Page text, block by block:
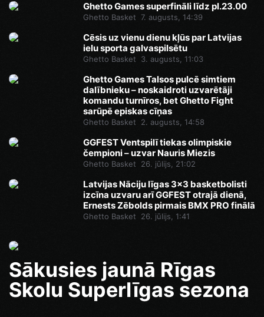
Ghetto Games superfināli līdz pl.23.00
Ghetto Basket 7. augusts, 14:39
Cēsis uz vienu dienu kļūs par Latvijas
ielu sporta galvaspilsētu
Ghetto Basket 3. augusts, 11:03
Ghetto Games Talsos pulcē simtiem
dalībnieku – noskaidroti uzvarētāji
komandu turnīros, bet Ghetto Fight
sarūpē episkas cīņas
Ghetto Basket 2. augusts, 14:58
GGFEST Ventspilī tiekas olimpiskie
čempioni – uzvar Nauris Miezis
Ghetto Basket 26. jūlijs, 21:02
Latvijas Nāciju līgas 3x3 basketbolisti
izcīna uzvaru arī GGFEST otrajā dienā,
Ernests Zēbolds pirmais BMX PRO finālā
Ghetto Basket 26. jūlijs, 1:41
Sākusies jaunā Rīgas
Skolu Superlīgas sezona